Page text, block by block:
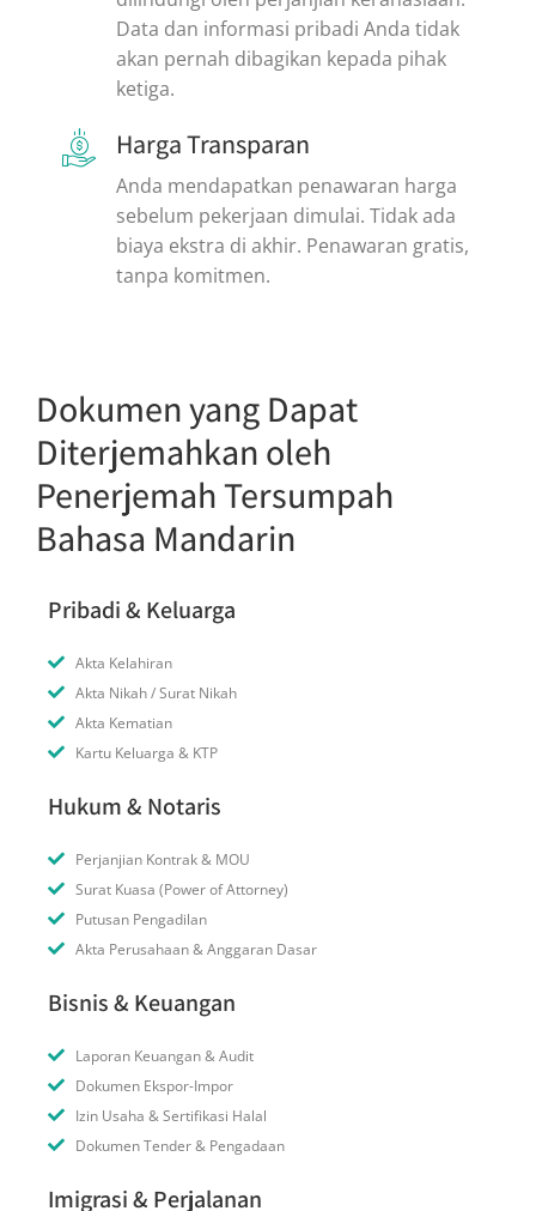
Data dan informasi pribadi Anda tidak
akan pernah dibagikan kepada pihak
ketiga.
Harga Transparan
Anda mendapatkan penawaran harga
sebelum pekerjaan dimulai. Tidak ada
biaya ekstra di akhir. Penawaran gratis,
tanpa komitmen.
Dokumen yang Dapat
Diterjemahkan oleh
Penerjemah Tersumpah
Bahasa Mandarin
Pribadi & Keluarga
Akta Kelahiran
Akta Nikah / Surat Nikah
Akta Kematian
Kartu Keluarga & KTP
Hukum & Notaris
Perjanjian Kontrak & MOU
Surat Kuasa (Power of Attorney)
Putusan Pengadilan
Akta Perusahaan & Anggaran Dasar
Bisnis & Keuangan
Laporan Keuangan & Audit
Dokumen Ekspor-Impor
Izin Usaha & Sertifikasi Halal
Dokumen Tender & Pengadaan
Imigrasi & Perjalanan